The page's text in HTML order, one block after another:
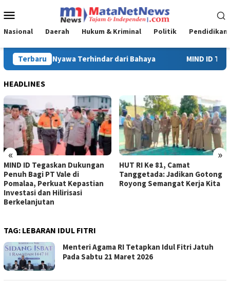
ke
Mobile
Nasional Daerah Hukum & Kriminal Politik Pendidikan
Terbaru
ID Tegaskan Dukungan Penuh Bagi PT Vale di Pomalaa,
HEADLINES
« »
MIND ID Tegaskan Dukungan
Penuh Bagi PT Vale di
Pomalaa, Perkuat Kepastian
Investasi dan Hilirisasi
Berkelanjutan
HUT RI Ke 81, Camat
Tanggetada: Jadikan Gotong
Royong Semangat Kerja Kita
TAG: LEBARAN IDUL FITRI
Menteri Agama RI Tetapkan Idul Fitri Jatuh
Pada Sabtu 21 Maret 2026